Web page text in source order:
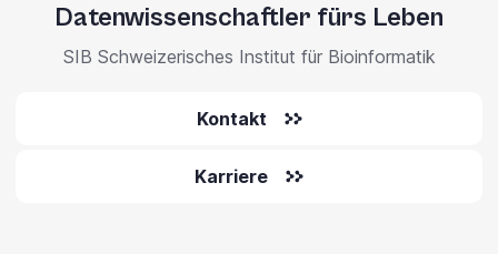
Datenwissenschaftler fürs Leben
SIB Schweizerisches Institut für Bioinformatik
Kontakt
Karriere